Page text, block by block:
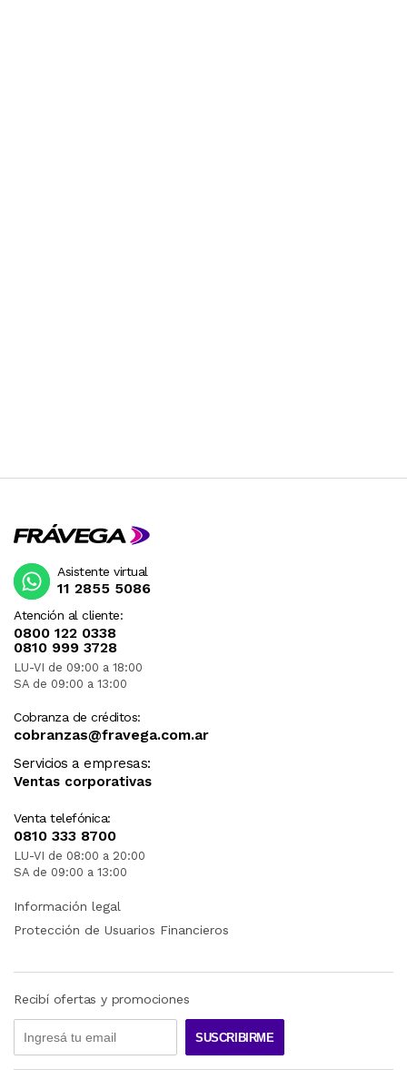
Atención al cliente:
0800 122 0338
0810 999 3728
LU-VI de 09:00 a 18:00
SA de 09:00 a 13:00
Cobranza de créditos:
cobranzas@fravega.com.ar
Servicios a empresas:
Ventas corporativas
Venta telefónica:
0810 333 8700
LU-VI de 08:00 a 20:00
SA de 09:00 a 13:00
Asistente virtual
11 2855 5086
Información legal
Protección de Usuarios Financieros
Recibí ofertas y promociones
SUSCRIBIRME